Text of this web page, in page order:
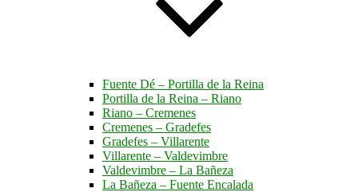
Fuente Dé – Portilla de la Reina
Portilla de la Reina – Riano
Riano – Cremenes
Cremenes – Gradefes
Gradefes – Villarente
Villarente – Valdevimbre
Valdevimbre – La Bañeza
La Bañeza – Fuente Encalada